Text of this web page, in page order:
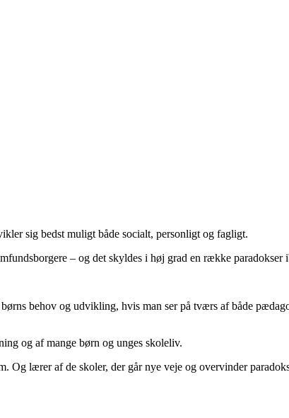
sig bedst muligt både socialt, personligt og fagligt.
– og det skyldes i høj grad en række paradokser
behov og udvikling, hvis man ser på tværs af både
og af mange børn og unges skoleliv.
lærer af de skoler, der går nye veje og overvinder